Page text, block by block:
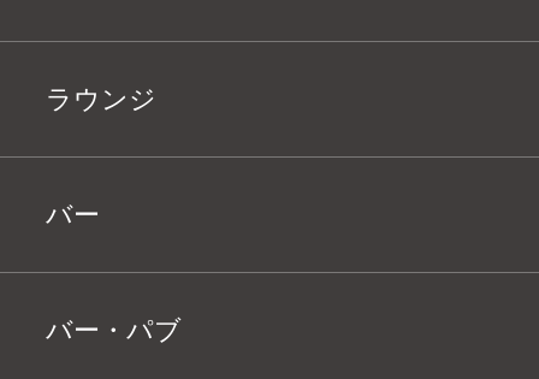
ラウンジ
バー
バー・パブ